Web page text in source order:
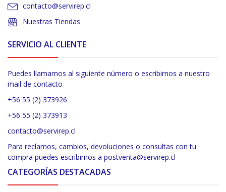
contacto@servirep.cl
Nuestras Tiendas
SERVICIO AL CLIENTE
Puedes llamarnos al siguiente número o escribirnos a nuestro
mail de contacto
+56 55 (2) 373926
+56 55 (2) 373913
contacto@servirep.cl
Para reclamos, cambios, devoluciones o consultas con tu
compra puedes escribirnos a postventa@servirep.cl
CATEGORÍAS DESTACADAS